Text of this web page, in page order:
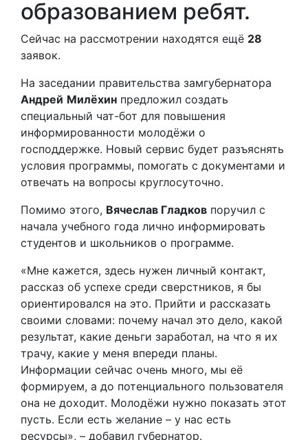
образованием ребят.
Сейчас на рассмотрении находятся ещё 28
заявок.
На заседании правительства замгубернатора
Андрей Милёхин предложил создать
специальный чат-бот для повышения
информированности молодёжи о
господдержке. Новый сервис будет разъяснять
условия программы, помогать с документами и
отвечать на вопросы круглосуточно.
Помимо этого, Вячеслав Гладков поручил с
начала учебного года лично информировать
студентов и школьников о программе.
«Мне кажется, здесь нужен личный контакт,
рассказ об успехе среди сверстников, я бы
ориентировался на это. Прийти и рассказать
своими словами: почему начал это дело, какой
результат, какие деньги заработал, на что я их
трачу, какие у меня впереди планы.
Информации сейчас очень много, мы её
формируем, а до потенциального пользователя
она не доходит. Молодёжи нужно показать этот
пусть. Если есть желание – у нас есть
ресурсы», – добавил губернатор.